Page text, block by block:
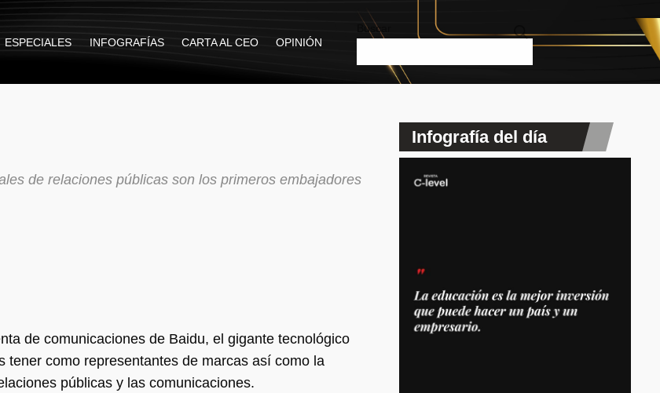
ESPECIALES INFOGRAFÍAS CARTA AL CEO OPINIÓN
Buscar
de relaciones públicas son los primeros embajadores
de comunicaciones de Baidu, el gigante tecnológico
como representantes de marcas así como la
públicas y las comunicaciones.
Infografía del día